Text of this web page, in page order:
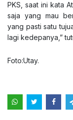
PKS, saat ini kata
saja yang mau
yang pasti satu
lagi kedepanya,”
Foto:Utay.